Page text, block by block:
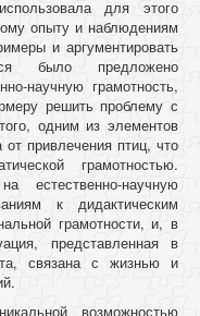
для этого
опыту и наблюдениям
и аргументировать
было предложено
научную грамотность,
решить проблему с
одним из элементов
привлечения птиц, что
грамотностью.
естественно-научную
к дидактическим
грамотности, и, в
представленная в
связана с жизнью и
возможностью